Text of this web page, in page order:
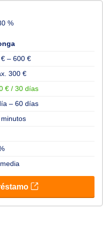
%
– 600 €
300 €
€ / 30 días
– 60 días
media